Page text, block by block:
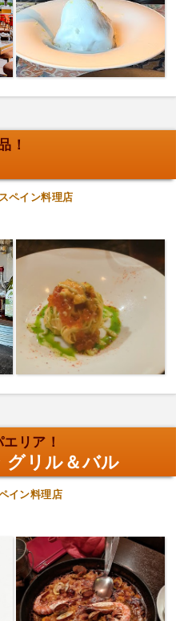
！
スペイン料理店
リア！
グリル＆バル
イン料理店